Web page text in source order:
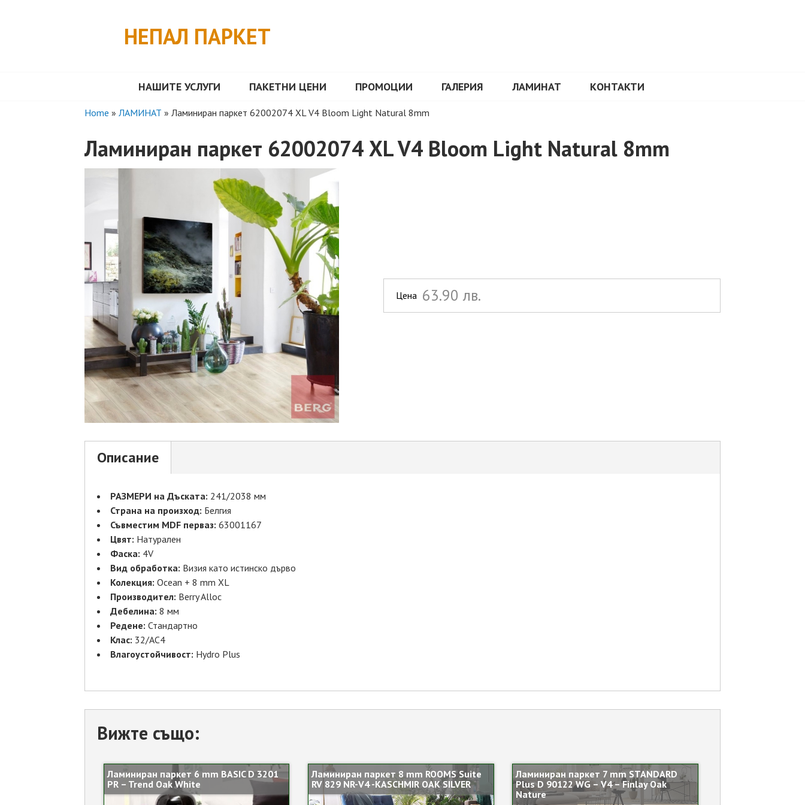
НЕПАЛ ПАРКЕТ
НАШИТЕ УСЛУГИ ПАКЕТНИ ЦЕНИ ПРОМОЦИИ ГАЛЕРИЯ ЛАМИНАТ КОНТАКТИ
Home »ЛАМИНАТ »Ламиниран паркет 62002074 XL V4 Bloom Light Natural 8mm
Ламиниран паркет 62002074 XL V4 Bloom Light Natural 8mm
Цена 63.90 лв.
Описание
РАЗМЕРИ на Дъската: 241/2038 мм
Страна на произход: Белгия
Съвместим MDF перваз: 63001167
Цвят: Натурален
Фаска: 4V
Вид обработка: Визия като истинско дърво
Колекция: Ocean + 8 mm XL
Производител: Berry Alloc
Дебелина: 8 мм
Редене: Стандартно
Клас: 32/АС4
Влагоустойчивост: Hydro Plus
Вижте също:
Ламиниран паркет 6 mm BASIC D 3201
PR – Trend Oak White
Ламиниран паркет 8 mm ROOMS Suite
RV 829 NR-V4 -KASCHMIR OAK SILVER
Ламиниран паркет 7 mm STANDARD
Plus D 90122 WG – V4 – Finlay Oak
Nature